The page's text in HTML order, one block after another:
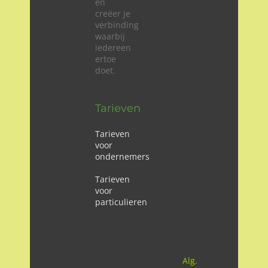
creëer je
verbinding
waarbij
iedereen
ertoe
doet.
Tarieven
Tarieven
voor
ondernemers
Tarieven
voor
particulieren
Alg.